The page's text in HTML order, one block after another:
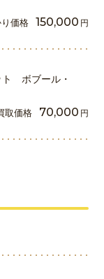
価格 150,000 円
ト ボブール・
取価格 70,000 円